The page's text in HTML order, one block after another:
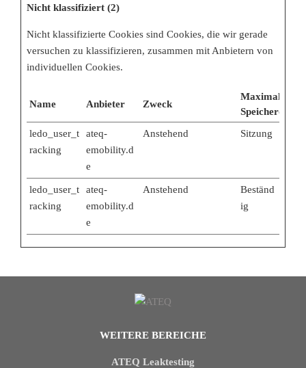
Nicht klassifiziert (2)
Nicht klassifizierte Cookies sind Cookies, die wir gerade
versuchen zu klassifizieren, zusammen mit Anbietern von
individuellen Cookies.
Name Anbieter Zweck
Maximale
Speicherdauer
ledo_user_t
racking
ateq-
emobility.d
e
Anstehend Sitzung
ledo_user_t
racking
ateq-
emobility.d
e
Anstehend
Beständ
ig
WEITERE BEREICHE
ATEQ Leaktesting